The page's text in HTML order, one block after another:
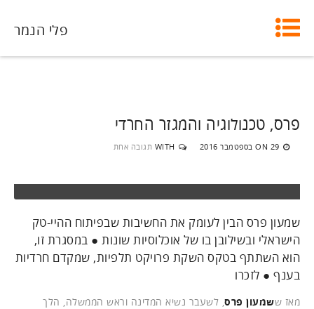
פלי הנמר
פרס, טכנולוגיה והמגזר החרדי
ON 29 בספטמבר 2016 WITH תגובה אחת
שמעון פרס הבין לעומק את החשיבות שבפיתוח ההיי-טק
הישראלי ובשילובן בו של אוכלוסיות שונות ● במסגרת זו,
הוא השתתף בטקס השקת פרויקט תלפיות, שמקדם חרדיות
בענף ● לזכרו
מאז ששמעון פרס, לשעבר נשיא המדינה וראש הממשלה, הלך